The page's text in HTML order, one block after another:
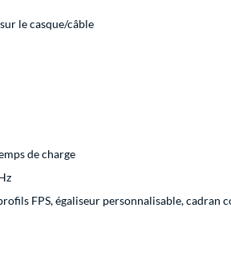
le casque/câble
de charge
FPS, égaliseur personnalisable,